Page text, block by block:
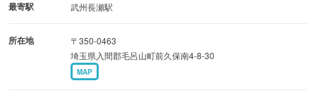
最寄駅 武州長瀬駅
所在地
〒350-0463
埼玉県入間郡毛呂山町前久保南4-8-30
MAP